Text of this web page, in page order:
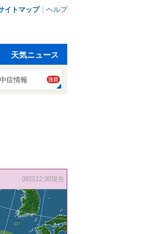
イトマップ｜ ヘルプ
天気ニュース
症情報 注目
08日12:00現在